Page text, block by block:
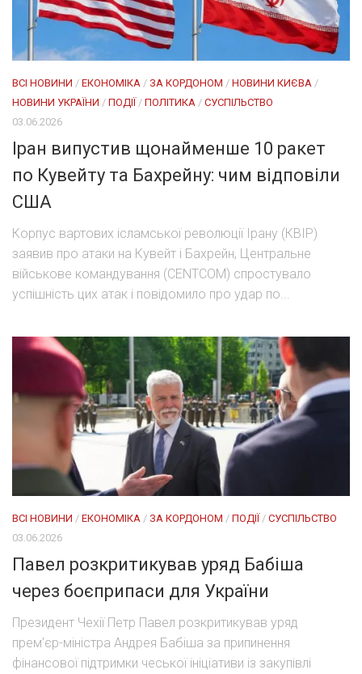
ВСІ НОВИНИ / ЕКОНОМІКА / ЗА КОРДОНОМ / НОВИНИ КИЄВА /
НОВИНИ УКРАЇНИ / ПОДІЇ / ПОЛІТИКА / СУСПІЛЬСТВО
03.06.2026
Іран випустив щонайменше 10 ракет
по Кувейту та Бахрейну: чим відповіли
США
Корпус вартових ісламської революції Ірану (КВІР)
заявив про атаки на Кувейт і Бахрейн, Центральне
військове командування (CENTCOM) спростувало
успішність цих атак і повідомило про удар по...
ВСІ НОВИНИ / ЕКОНОМІКА / ЗА КОРДОНОМ / ПОДІЇ/ СУСПІЛЬСТВО
03.06.2026
Павел розкритикував уряд Бабіша
через боєприпаси для України
Президент Чехії Петр Павел розкритикував уряд
прем’єр-міністра Андрея Бабіша за припинення
фінансової підтримки чеської ініціативи із закупівлі